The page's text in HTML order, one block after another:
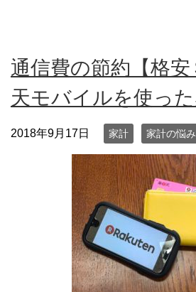
通信費の節約【格
天モバイルを使っ
2018年9月17日 家計 家計の悩み